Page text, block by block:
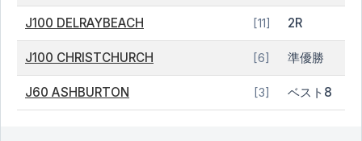
J100 DELRAYBEACH [11] 2R
J100 CHRISTCHURCH [6] 準優勝
J60 ASHBURTON [3] ベスト8